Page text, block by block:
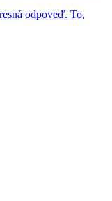
odpoveď. To,